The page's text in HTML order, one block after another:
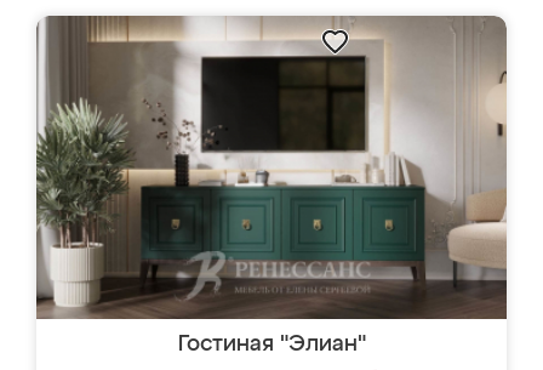
Гостиная "Элиан"